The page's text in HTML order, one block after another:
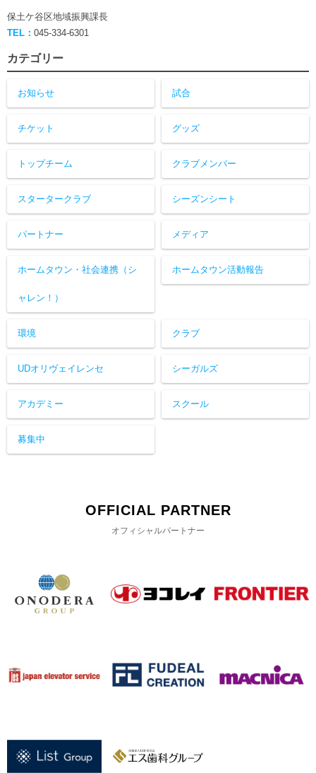
保土ケ谷区地域振興課長
TEL： 045-334-6301
カテゴリー
お知らせ 試合
チケット グッズ
トップチーム クラブメンバー
スタータークラブ シーズンシート
パートナー メディア
ホームタウン・社会連携（シ
ャレン！）
ホームタウン活動報告
環境 クラブ
UDオリヴェイレンセ シーガルズ
アカデミー スクール
募集中
OFFICIAL PARTNER
オフィシャルパートナー